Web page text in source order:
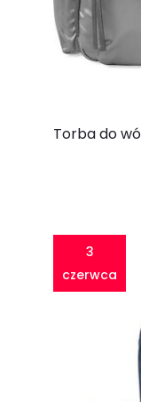
Torba do
3
czerwca